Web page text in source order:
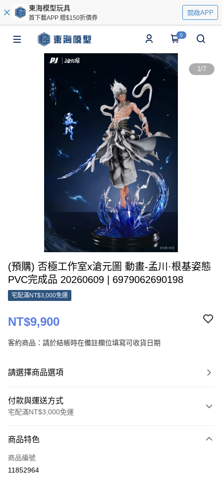
東海模型玩具
首下載APP 贈$150折價券
開啟APP
0
1/7
(預購) 否極工作室x滄元圖 動畫-孟川·根基姿態
PVC完成品 20260609 | 6979062690198
宅配滿NT$3,000免運
NT$9,900
客約商品：請於結帳時在備註欄位填寫可收貨日期
請選擇商品選項
付款與運送方式
宅配滿NT$3,000免運
信用卡一次付款
Apple Pay
商品特色
商品編號
11852964